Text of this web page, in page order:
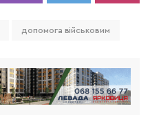
допомога військовим